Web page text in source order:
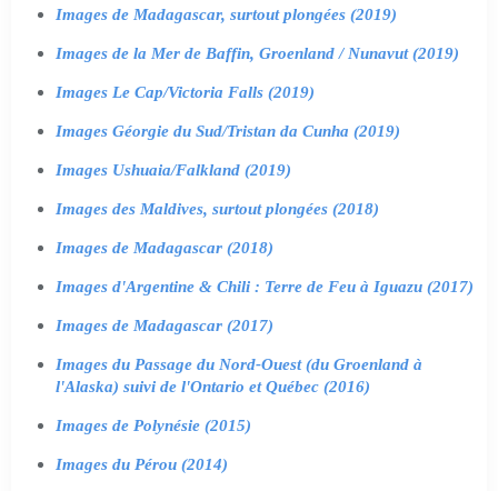
Images de Madagascar, surtout plongées (2019)
Images de la Mer de Baffin, Groenland / Nunavut (2019)
Images Le Cap/Victoria Falls (2019)
Images Géorgie du Sud/Tristan da Cunha (2019)
Images Ushuaia/Falkland (2019)
Images des Maldives, surtout plongées (2018)
Images de Madagascar (2018)
Images d'Argentine & Chili : Terre de Feu à Iguazu (2017)
Images de Madagascar (2017)
Images du Passage du Nord-Ouest (du Groenland à
l'Alaska) suivi de l'Ontario et Québec (2016)
Images de Polynésie (2015)
Images du Pérou (2014)